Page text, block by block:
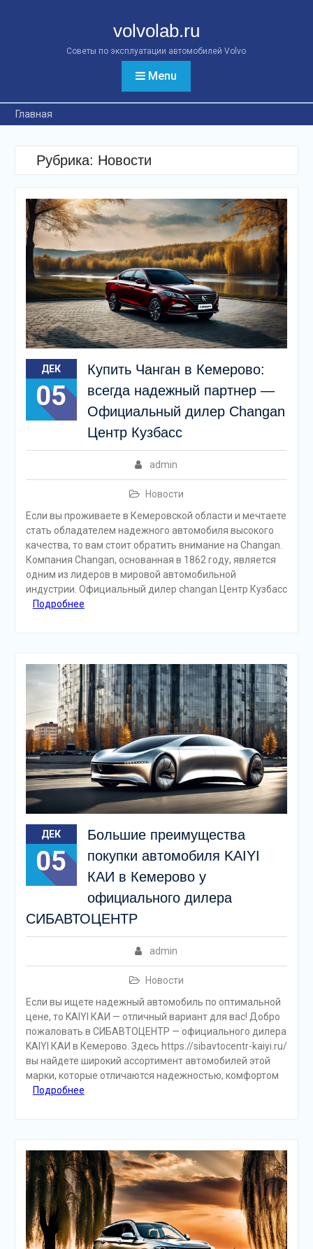
volvolab.ru
Советы по эксплуатации автомобилей Volvo
Menu
Главная
Рубрика: Новости
ДЕК
05
Купить Чанган в Кемерово:
всегда надежный партнер —
Официальный дилер Changan
Центр Кузбасс
admin
Новости
Если вы проживаете в Кемеровской области и мечтаете
стать обладателем надежного автомобиля высокого
качества, то вам стоит обратить внимание на Changan.
Компания Changan, основанная в 1862 году, является
одним из лидеров в мировой автомобильной
индустрии. Официальный дилер changan Центр Кузбасс
Подробнее
ДЕК
05
Большие преимущества
покупки автомобиля KAIYI
КАИ в Кемерово у
официального дилера
СИБАВТОЦЕНТР
admin
Новости
Если вы ищете надежный автомобиль по оптимальной
цене, то KAIYI КАИ — отличный вариант для вас! Добро
пожаловать в СИБАВТОЦЕНТР — официального дилера
KAIYI КАИ в Кемерово. Здесь https://sibavtocentr-kaiyi.ru/
вы найдете широкий ассортимент автомобилей этой
марки, которые отличаются надежностью, комфортом
Подробнее